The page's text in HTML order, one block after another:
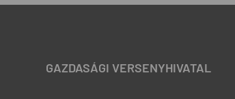
GAZDASÁGI VERSENYHIVATAL